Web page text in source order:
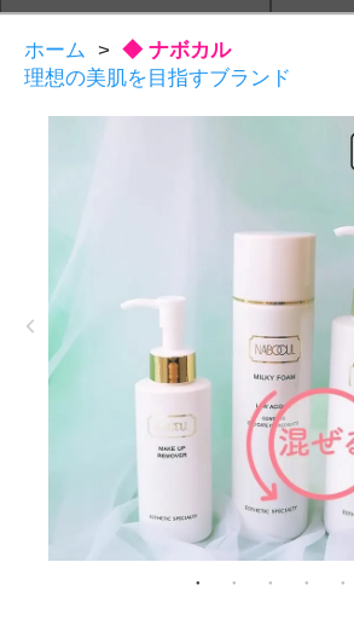
ホーム > ◆ ナボカル
理想の美肌を目指すブランド